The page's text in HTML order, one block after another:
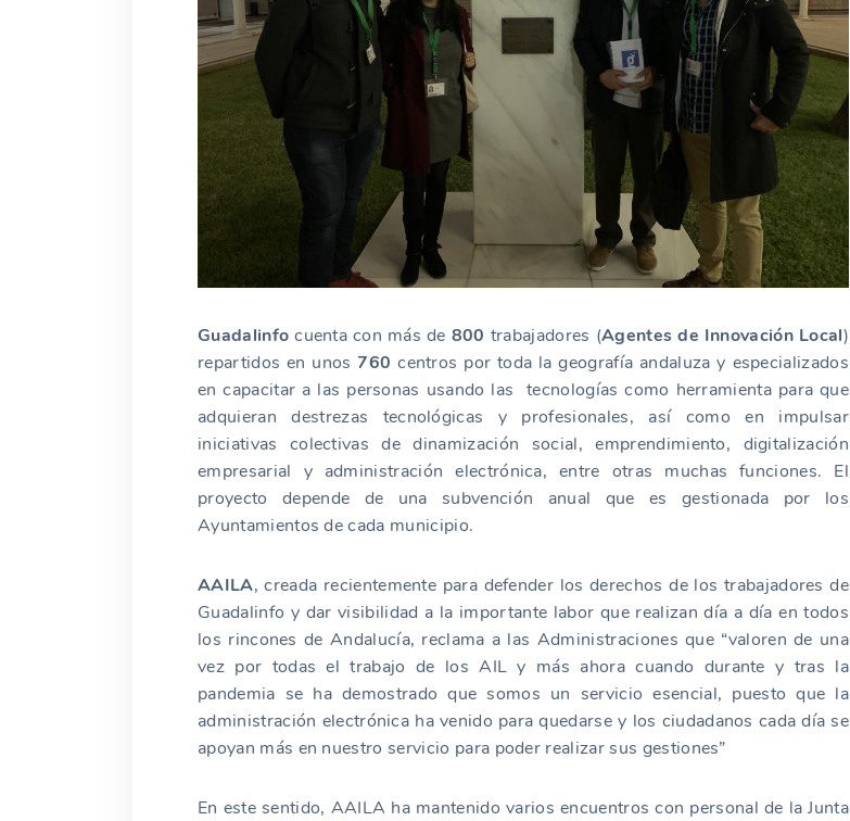
Guadalinfo cuenta con más de 800 trabajadores (Agentes de Innovación Local)
repartidos en unos760 centros por toda la geografía andaluza y especializados
en capacitar a las personas usando las tecnologías como herramienta para que
adquieran destrezas tecnológicas y profesionales, así como en impulsar
iniciativas colectivas de dinamización social, emprendimiento, digitalización
empresarial y administración electrónica, entre otras muchas funciones. El
proyecto depende de una subvención anual que es gestionada por los
Ayuntamientos de cada municipio.
AAILA, creada recientemente para defender los derechos de los trabajadores de
Guadalinfo y dar visibilidad a la importante labor que realizan día a día en todos
los rincones de Andalucía, reclama a las Administraciones que “valoren de una
vez por todas el trabajo de los AIL y más ahora cuando durante y tras la
pandemia se ha demostrado que somos un servicio esencial, puesto que la
administración electrónica ha venido para quedarse y los ciudadanos cada día se
apoyan más en nuestro servicio para poder realizar sus gestiones”
En este sentido, AAILA ha mantenido varios encuentros con personal de la Junta